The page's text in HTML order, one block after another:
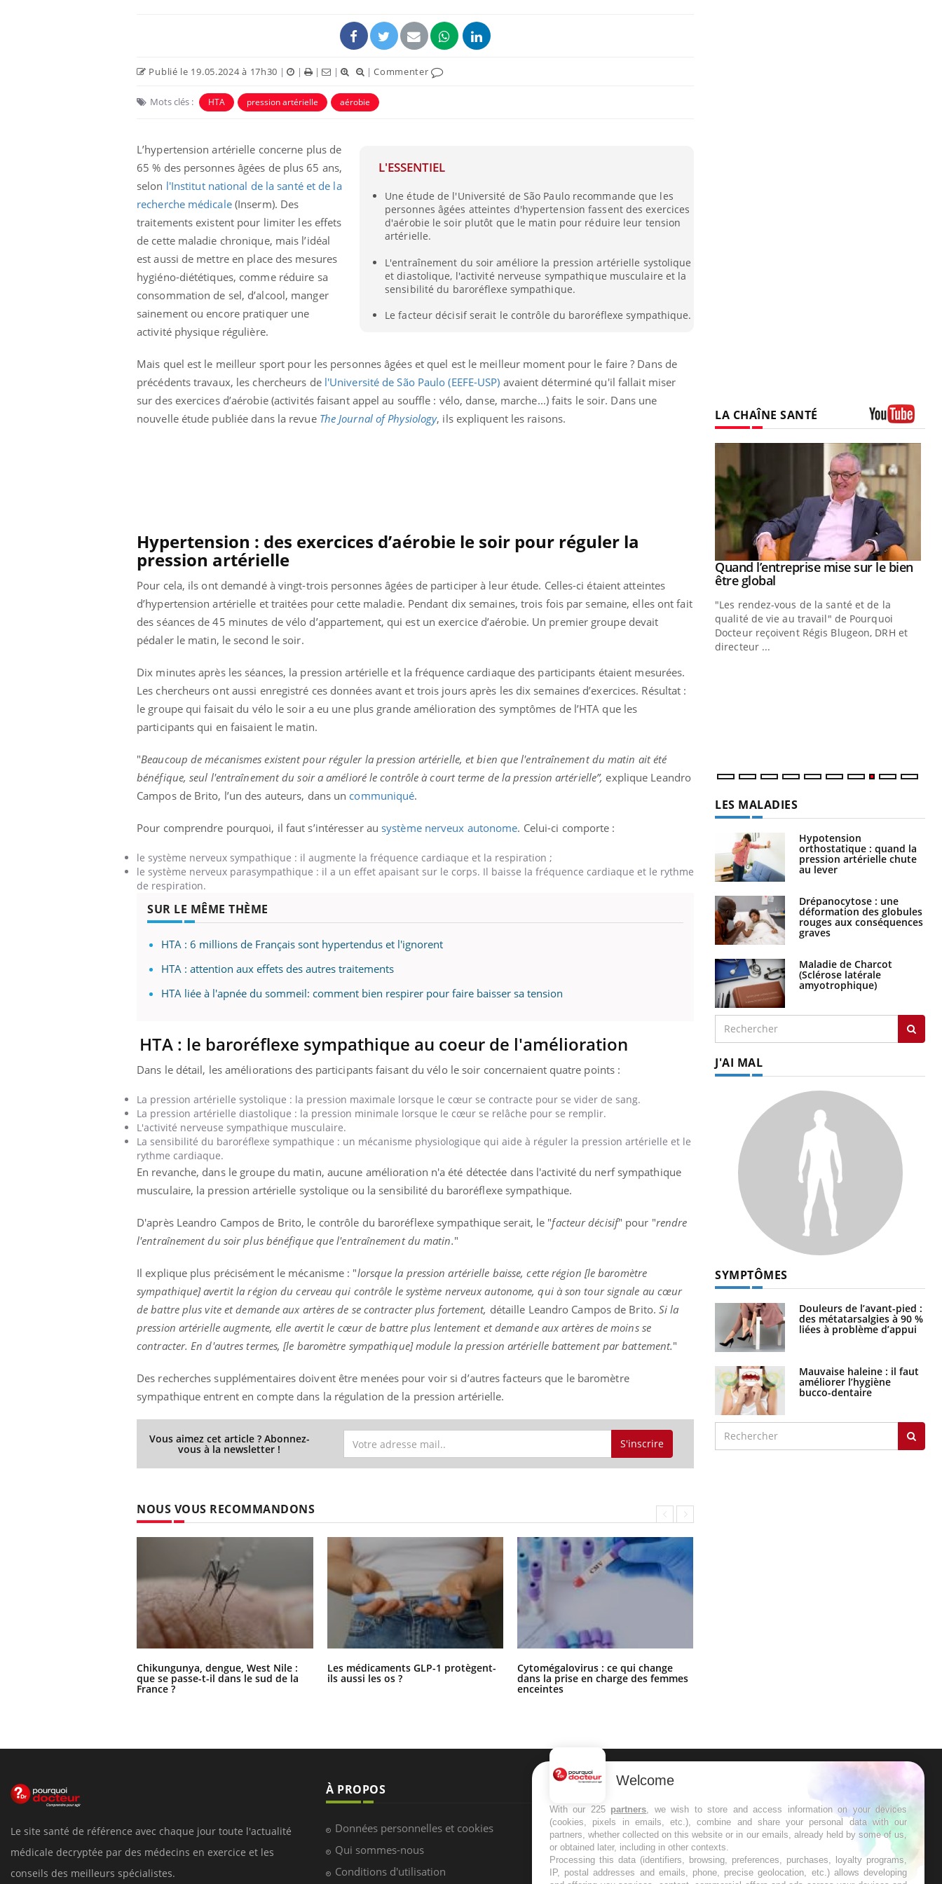
Publié le 19.05.2024 à 17h30 | | | | |Commenter
Mots clés : HTA pression artérielle aérobie
L'ESSENTIEL
Une étude de l'Université de São Paulo recommande que les
personnes âgées atteintes d'hypertension fassent des exercices
d'aérobie le soir plutôt que le matin pour réduire leur tension
artérielle.
L'entraînement du soir améliore la pression artérielle systolique
et diastolique, l'activité nerveuse sympathique musculaire et la
sensibilité du baroréflexe sympathique.
Le facteur décisif serait le contrôle du baroréflexe sympathique.
L’hypertension artérielle concerne plus de
65 % des personnes âgées de plus 65 ans,
selon l'Institut national de la santé et de la
recherche médicale(Inserm). Des
traitements existent pour limiter les effets
de cette maladie chronique, mais l’idéal
est aussi de mettre en place des mesures
hygiéno-diététiques, comme réduire sa
consommation de sel, d’alcool, manger
sainement ou encore pratiquer une
activité physique régulière.
Mais quel est le meilleur sport pour les personnes âgées et quel est le meilleur moment pour le faire ? Dans de
précédents travaux, les chercheurs de l'Université de São Paulo (EEFE-USP) avaient déterminé qu'il fallait miser
sur des exercices d’aérobie (activités faisant appel au souffle : vélo, danse, marche...) faits le soir. Dans une
nouvelle étude publiée dans la revue The Journal of Physiology, ils expliquent les raisons.
Hypertension : des exercices d’aérobie le soir pour réguler la
pression artérielle
Pour cela, ils ont demandé à vingt-trois personnes âgées de participer à leur étude. Celles-ci étaient atteintes
d’hypertension artérielle et traitées pour cette maladie. Pendant dix semaines, trois fois par semaine, elles ont fait
des séances de 45 minutes de vélo d’appartement, qui est un exercice d’aérobie. Un premier groupe devait
pédalerle matin, le second le soir.
Dix minutes après les séances, la pression artérielle et la fréquence cardiaque des participants étaient mesurées.
Les chercheurs ont aussi enregistré ces données avant et trois jours après les dix semaines d’exercices. Résultat :
le groupe qui faisait du vélo le soir a eu une plus grande amélioration des symptômes de l’HTA que les
participants qui en faisaient le matin.
"Beaucoup de mécanismes existent pour réguler la pression artérielle, et bien que l'entraînement du matin ait été
bénéfique, seul l'entraînement du soir a amélioré le contrôle à court terme de la pression artérielle”, explique Leandro
Campos de Brito, l’un des auteurs, dans un communiqué.
Pour comprendre pourquoi, il faut s’intéresser ausystème nerveux autonome. Celui-ci comporte :
le système nerveux sympathique : il augmente la fréquence cardiaque et la respiration ;
le système nerveux parasympathique : il a un effet apaisant sur le corps. Il baisse la fréquence cardiaque et le rythme
de respiration.
SUR LE MÊME THÈME
HTA : 6 millions de Français sont hypertendus et l'ignorent
HTA : attention aux effets des autres traitements
HTA liée à l'apnée du sommeil: comment bien respirer pour faire baisser sa tension
HTA : le baroréflexe sympathique au coeur de l'amélioration
Dans le détail, les améliorations des participants faisant du vélo le soir concernaient quatre points :
La pression artérielle systolique : la pression maximale lorsque le cœur se contracte pour se vider de sang.
La pression artérielle diastolique : la pression minimale lorsque le cœur se relâche pour se remplir.
L'activité nerveuse sympathique musculaire.
La sensibilité du baroréflexe sympathique : un mécanisme physiologique qui aide à réguler la pression artérielle et le
rythme cardiaque.
En revanche, dans le groupe du matin, aucune amélioration n'a été détectée dans l'activité du nerf sympathique
musculaire, la pression artérielle systolique ou la sensibilité du baroréflexe sympathique.
D'après Leandro Campos de Brito, le contrôle du baroréflexe sympathique serait, le "facteur décisif" pour "rendre
l'entraînement du soir plus bénéfique que l'entraînement du matin."
Il explique plus précisément le mécanisme : "lorsque la pression artérielle baisse, cette région [le baromètre
sympathique] avertit la région du cerveau qui contrôle le système nerveux autonome, qui à son tour signale au cœur
de battre plus vite et demande aux artères de se contracter plus fortement, détaille Leandro Campos de Brito.Si la
pression artérielle augmente, elle avertit le cœur de battre plus lentement et demande aux artères de moins se
contracter. En d'autres termes, [le baromètre sympathique] module la pression artérielle battement par battement."
Des recherches supplémentaires doivent être menées pour voir si d’autres facteurs que le baromètre
sympathique entrent en compte dans la régulation de la pression artérielle.
Vous aimez cet article ? Abonnez-
vous à la newsletter ! S'inscrire
NOUS VOUS RECOMMANDONS
Chikungunya, dengue, West Nile :
que se passe-t-il dans le sud de la
France ?
Les médicaments GLP-1 protègent-
ils aussi les os ?
Cytomégalovirus : ce qui change
dans la prise en charge des femmes
enceintes
LA CHAÎNE SANTÉ
Diabète & Ramadan 2026Youtube
Le Ramadan approche, et, pour de
nombreuses personnes atteintes de
diabète, c'est une période de questions, de
défis, mais ...
faciliter l’accès à la médecine
préventiveYoutube
Un établissement lié à un groupe
mutualiste innove en matière de bilan de
santé : l'utilisation d'un « jumeau
Youtube
Coup de food sur le diabète, c'est votre
nouveau rendez-vous culinaire qui
bouscule les idées reçues ! Dans cet
Youtube
Quand l’entreprise mise sur le bien
être globalYoutube
"Les rendez-vous de la santé et de la
qualité de vie au travail" de Pourquoi
Docteur reçoivent Régis Blugeon, DRH et
directeur ...
LES MALADIES
Hypotension
orthostatique : quand la
pression artérielle chute
au lever
Drépanocytose : une
déformation des globules
rouges aux conséquences
graves
Maladie de Charcot
(Sclérose latérale
amyotrophique)
J'AI MAL
SYMPTÔMES
Douleurs de l’avant-pied :
des métatarsalgies à 90 %
liées à problème d’appui
Mauvaise haleine : il faut
améliorer l’hygiène
bucco-dentaire
Le site santé de référence avec chaque jour toute l'actualité
médicale decryptée par des médecins en exercice et les
conseils des meilleurs spécialistes.
À PROPOS
Données personnelles et cookies
Qui sommes-nous
Conditions d'utilisation
NEWSLETTER
Recevez toutes les semaines les meilleures
infos santé
Welcome
With our 225 partners, we wish to store and access information on your devices
(cookies, pixels in emails, etc.), combine and share your personal data with our
partners, whether collected on this website or in our emails, already held by some of us,
or obtained later, including in other contexts.
Processing this data (identifiers, browsing, preferences, purchases, loyalty programs,
IP, postal addresses and emails, phone, precise geolocation, etc.) allows developing